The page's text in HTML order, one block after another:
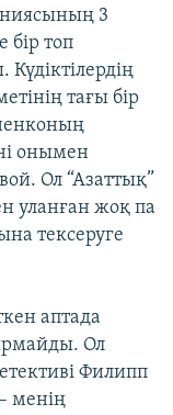
3
топ
Күдіктілердің
тағы бір
онымен
Ол “Азаттық”
уланған жоқ па
тексеруге
аптада
Ол
Филипп
менің